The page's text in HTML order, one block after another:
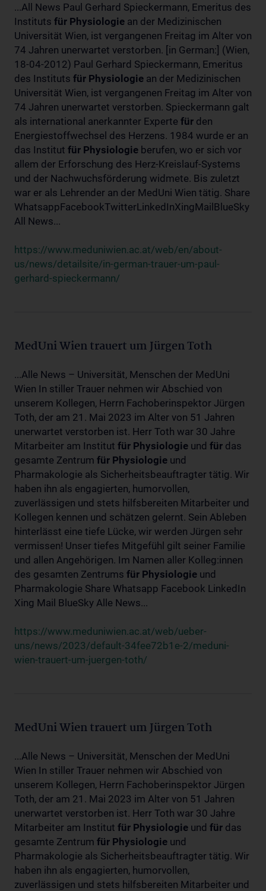
...All News Paul Gerhard Spieckermann, Emeritus des
Instituts für Physiologie an der Medizinischen
Universität Wien, ist vergangenen Freitag im Alter von
74 Jahren unerwartet verstorben. [in German:] (Wien,
18-04-2012) Paul Gerhard Spieckermann, Emeritus
des Instituts für Physiologie an der Medizinischen
Universität Wien, ist vergangenen Freitag im Alter von
74 Jahren unerwartet verstorben. Spieckermann galt
als international anerkannter Experte für den
Energiestoffwechsel des Herzens. 1984 wurde er an
das Institut für Physiologie berufen, wo er sich vor
allem der Erforschung des Herz-Kreislauf-Systems
und der Nachwuchsförderung widmete. Bis zuletzt
war er als Lehrender an der MedUni Wien tätig. Share
WhatsappFacebookTwitterLinkedInXingMailBlueSky
All News...
https://www.meduniwien.ac.at/web/en/about-
us/news/detailsite/in-german-trauer-um-paul-
gerhard-spieckermann/
MedUni Wien trauert um Jürgen Toth
...Alle News – Universität, Menschen der MedUni
Wien In stiller Trauer nehmen wir Abschied von
unserem Kollegen, Herrn Fachoberinspektor Jürgen
Toth, der am 21. Mai 2023 im Alter von 51 Jahren
unerwartet verstorben ist. Herr Toth war 30 Jahre
Mitarbeiter am Institut für Physiologie und für das
gesamte Zentrum für Physiologie und
Pharmakologie als Sicherheitsbeauftragter tätig. Wir
haben ihn als engagierten, humorvollen,
zuverlässigen und stets hilfsbereiten Mitarbeiter und
Kollegen kennen und schätzen gelernt. Sein Ableben
hinterlässt eine tiefe Lücke, wir werden Jürgen sehr
vermissen! Unser tiefes Mitgefühl gilt seiner Familie
und allen Angehörigen. Im Namen aller Kolleg:innen
des gesamten Zentrums für Physiologie und
Pharmakologie Share Whatsapp Facebook LinkedIn
Xing Mail BlueSky Alle News...
https://www.meduniwien.ac.at/web/ueber-
uns/news/2023/default-34fee72b1e-2/meduni-
wien-trauert-um-juergen-toth/
MedUni Wien trauert um Jürgen Toth
...Alle News – Universität, Menschen der MedUni
Wien In stiller Trauer nehmen wir Abschied von
unserem Kollegen, Herrn Fachoberinspektor Jürgen
Toth, der am 21. Mai 2023 im Alter von 51 Jahren
unerwartet verstorben ist. Herr Toth war 30 Jahre
Mitarbeiter am Institut für Physiologie und für das
gesamte Zentrum für Physiologie und
Pharmakologie als Sicherheitsbeauftragter tätig. Wir
haben ihn als engagierten, humorvollen,
zuverlässigen und stets hilfsbereiten Mitarbeiter und